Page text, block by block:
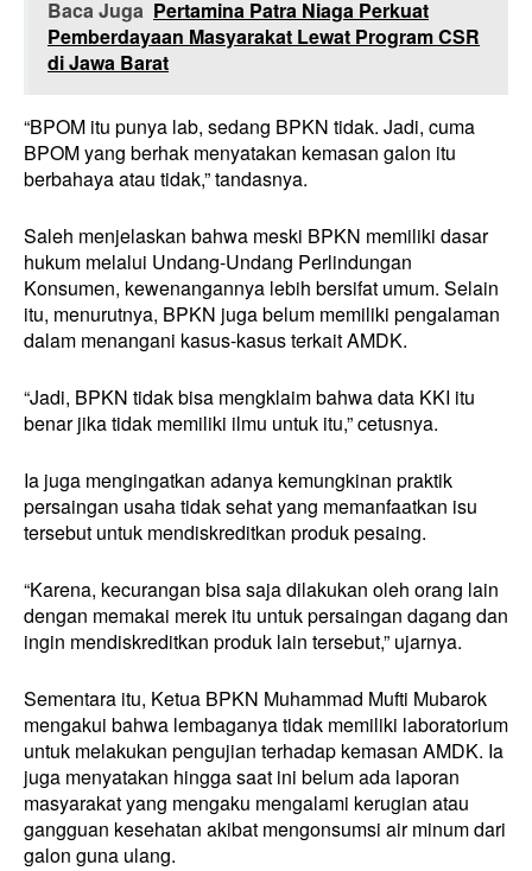
Baca Juga Pertamina Patra Niaga Perkuat
Pemberdayaan Masyarakat Lewat Program CSR
di Jawa Barat
“BPOM itu punya lab, sedang BPKN tidak. Jadi, cuma
BPOM yang berhak menyatakan kemasan galon itu
berbahaya atau tidak,” tandasnya.
Saleh menjelaskan bahwa meski BPKN memiliki dasar
hukum melalui Undang-Undang Perlindungan
Konsumen, kewenangannya lebih bersifat umum. Selain
itu, menurutnya, BPKN juga belum memiliki pengalaman
dalam menangani kasus-kasus terkait AMDK.
“Jadi, BPKN tidak bisa mengklaim bahwa data KKI itu
benar jika tidak memiliki ilmu untuk itu,” cetusnya.
Ia juga mengingatkan adanya kemungkinan praktik
persaingan usaha tidak sehat yang memanfaatkan isu
tersebut untuk mendiskreditkan produk pesaing.
“Karena, kecurangan bisa saja dilakukan oleh orang lain
dengan memakai merek itu untuk persaingan dagang dan
ingin mendiskreditkan produk lain tersebut,” ujarnya.
Sementara itu, Ketua BPKN Muhammad Mufti Mubarok
mengakui bahwa lembaganya tidak memiliki laboratorium
untuk melakukan pengujian terhadap kemasan AMDK. Ia
juga menyatakan hingga saat ini belum ada laporan
masyarakat yang mengaku mengalami kerugian atau
gangguan kesehatan akibat mengonsumsi air minum dari
galon guna ulang.